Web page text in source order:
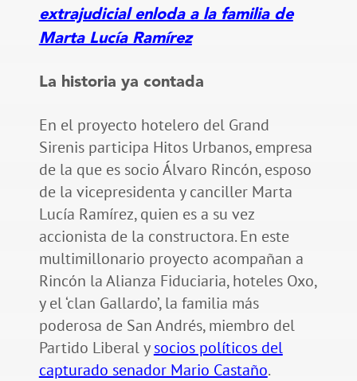
extrajudicial enloda a la familia de
Marta Lucía Ramírez
La historia ya contada
En el proyecto hotelero del Grand
Sirenis participa Hitos Urbanos, empresa
de la que es socio Álvaro Rincón, esposo
de la vicepresidenta y canciller Marta
Lucía Ramírez, quien es a su vez
accionista de la constructora. En este
multimillonario proyecto acompañan a
Rincón la Alianza Fiduciaria, hoteles Oxo,
y el ‘clan Gallardo’, la familia más
poderosa de San Andrés, miembro del
Partido Liberal ysocios políticos del
capturado senador Mario Castaño.